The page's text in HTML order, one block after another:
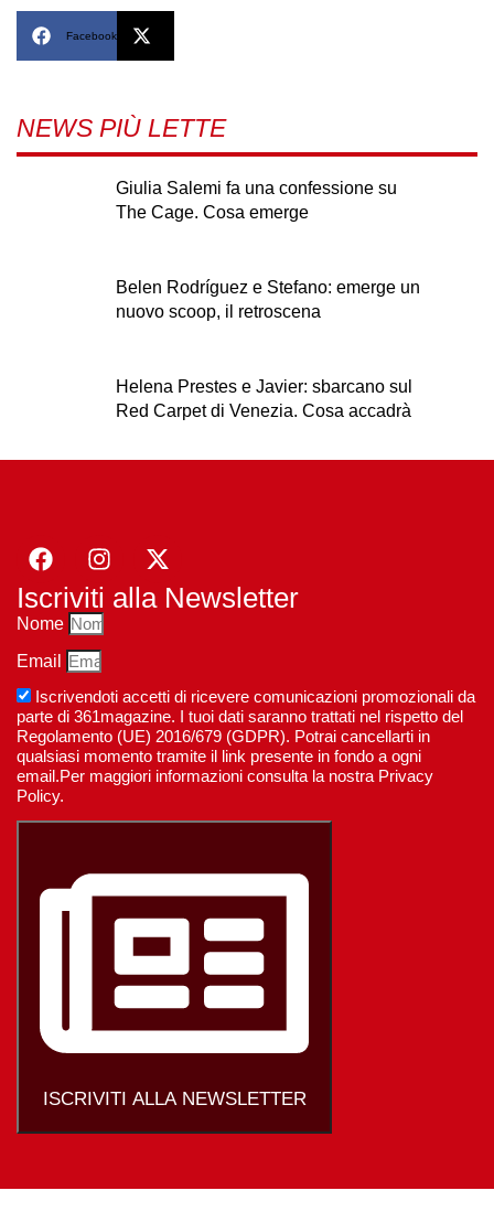
Facebook
NEWS PIÙ LETTE
Giulia Salemi fa una confessione su
The Cage. Cosa emerge
Belen Rodríguez e Stefano: emerge un
nuovo scoop, il retroscena
Helena Prestes e Javier: sbarcano sul
Red Carpet di Venezia. Cosa accadrà
Iscriviti alla Newsletter
Nome
Email
Iscrivendoti accetti di ricevere comunicazioni promozionali da
parte di 361magazine. I tuoi dati saranno trattati nel rispetto del
Regolamento (UE) 2016/679 (GDPR). Potrai cancellarti in
qualsiasi momento tramite il link presente in fondo a ogni
email.Per maggiori informazioni consulta la nostra Privacy
Policy.
ISCRIVITI ALLA NEWSLETTER